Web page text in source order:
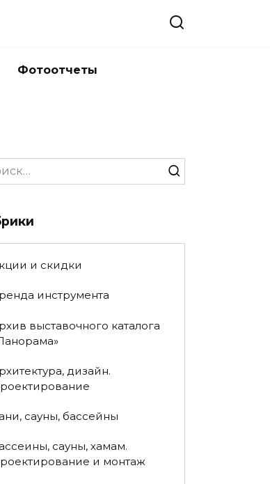
Фотоотчеты
и скидки
инструмента
выставочного каталога
дизайн.
сауны, бассейны
сауны, хамам.
и монтаж